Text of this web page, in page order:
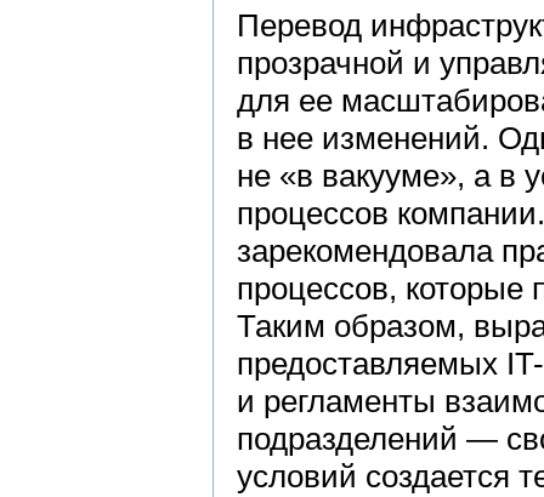
Перевод
прозрачной и
для ее
в нее изменений.
не «в вакууме», а в
процессов
зарекомендовала
процессов, которые
Таким образом,
предоставляемых
и регламенты
подразделений —
условий создается